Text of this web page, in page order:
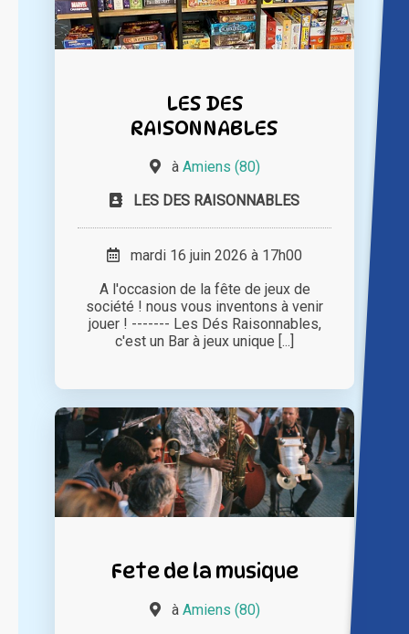
LES DES
RAISONNABLES
à Amiens (80)
LES DES RAISONNABLES
mardi 16 juin 2026 à 17h00
A l'occasion de la fête de jeux de
société ! nous vous inventons à venir
jouer ! ------- Les Dés Raisonnables,
c'est un Bar à jeux unique [...]
Fete de la musique
à Amiens (80)